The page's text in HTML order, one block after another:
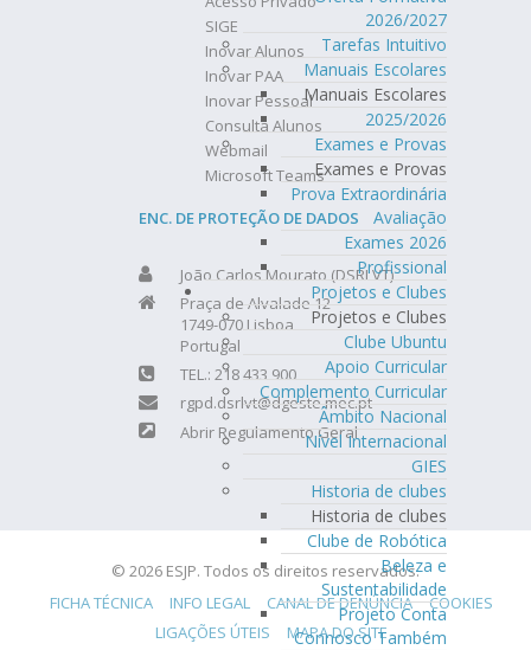
2026/2027
Tarefas Intuitivo
Manuais Escolares
Manuais Escolares
2025/2026
Exames e Provas
Exames e Provas
Prova Extraordinária
Avaliação
Exames 2026
Profissional
Projetos e Clubes
Projetos e Clubes
Clube Ubuntu
Apoio Curricular
Complemento Curricular
Âmbito Nacional
Nível Internacional
GIES
Historia de clubes
Historia de clubes
Clube de Robótica
Beleza e
Sustentabilidade
Projeto Conta
Connosco Também
SIGE
Inovar Alunos
Inovar PAA
Inovar Pessoal
Consulta Alunos
Webmail
Microsoft Teams
ENC. DE PROTEÇÃO DE DADOS
João Carlos Mourato (DSRLVT)
Praça de Alvalade 12
1749-070 Lisboa
Portugal
TEL.: 218 433 900
rgpd.dsrlvt@dgeste.mec.pt
Abrir Regulamento Geral
© 2026 ESJP. Todos os direitos reservados.
FICHA TÉCNICA
INFO LEGAL CANAL DE DENÚNCIA
COOKIES
LIGAÇÕES ÚTEIS
MAPA DO SITE